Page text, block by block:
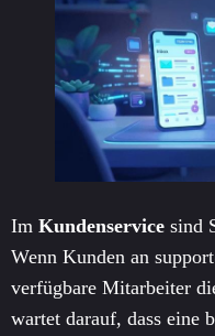
Im Kundenservice sind
Wenn Kunden an
verfügbare Mitarbeiter
wartet darauf, dass eine